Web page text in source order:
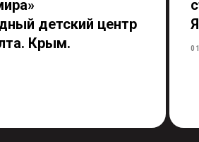
детский центр
Крым.